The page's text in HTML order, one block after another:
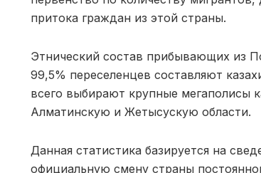
притока граждан из этой страны.
Этнический состав прибывающих из
99,5% переселенцев составляют
всего выбирают крупные мегаполисы
Алматинскую и Жетысускую области.
Данная статистика базируется на
официальную смену страны